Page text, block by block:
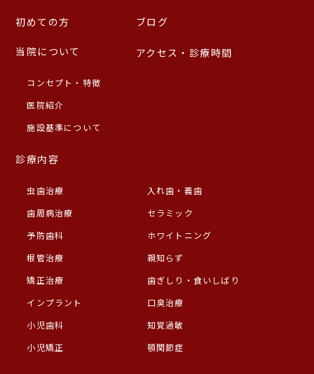
初めての方
当院について
コンセプト・特徴
医院紹介
施設基準について
ブログ
アクセス・診療時間
診療内容
虫歯治療
歯周病治療
予防歯科
根管治療
矯正治療
インプラント
小児歯科
小児矯正
入れ歯・義歯
セラミック
ホワイトニング
親知らず
歯ぎしり・食いしばり
口臭治療
知覚過敏
顎関節症